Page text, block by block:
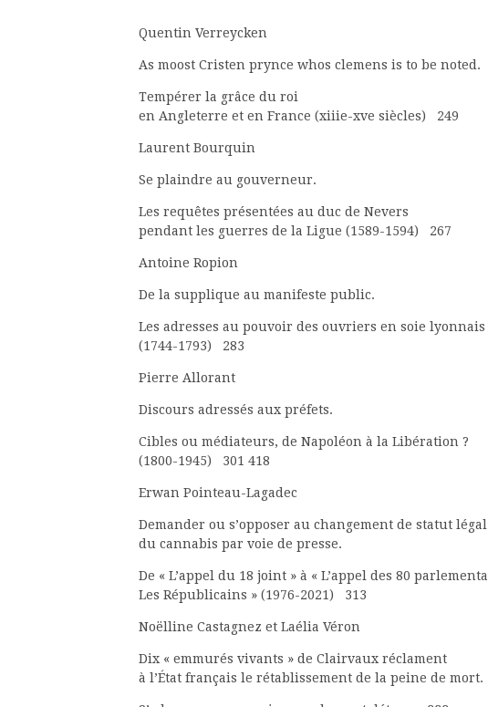
Quentin Verreycken
As moost Cristen prynce whos clemens is to be noted.
Tempérer la grâce du roi
en Angleterre et en France (xiiie-xve siècles) 249
Laurent Bourquin
Se plaindre au gouverneur.
Les requêtes présentées au duc de Nevers
pendant les guerres de la Ligue (1589-1594) 267
Antoine Ropion
De la supplique au manifeste public.
Les adresses au pouvoir des ouvriers en soie lyonnais
(1744-1793) 283
Pierre Allorant
Discours adressés aux préfets.
Cibles ou médiateurs, de Napoléon à la Libération ?
(1800-1945) 301 418
Erwan Pointeau-Lagadec
Demander ou s’opposer au changement de statut légal
du cannabis par voie de presse.
De « L’appel du 18 joint » à « L’appel des 80
Les Républicains » (1976-2021) 313
Noëlline Castagnez et Laélia Véron
Dix « emmurés vivants » de Clairvaux réclament
à l’État français le rétablissement de la peine de mort.